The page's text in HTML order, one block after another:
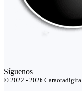
Síguenos
© 2022 - 2026